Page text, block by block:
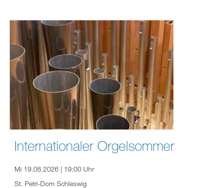
Internationaler Orgelsommer
Mi 19.08.2026 | 19:00 Uhr
St. Petri-Dom Schleswig